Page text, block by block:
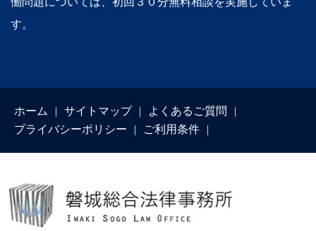
す。
ホーム サイトマップ
よくあるご質問
プライバシーポリシー
ご利用条件